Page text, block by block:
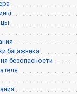
багажника
безопасности